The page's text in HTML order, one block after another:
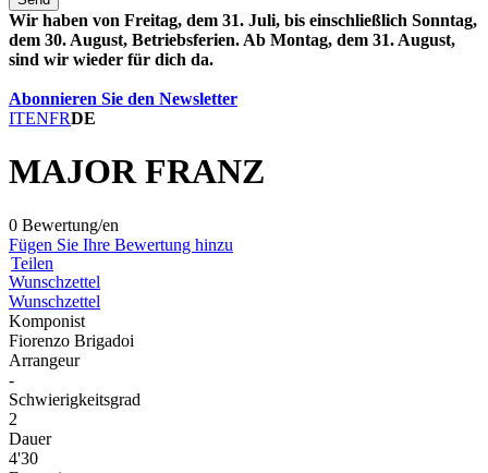
Wir haben von Freitag, dem 31. Juli, bis einschließlich Sonntag,
dem 30. August, Betriebsferien. Ab Montag, dem 31. August,
sind wir wieder für dich da.
Abonnieren Sie den Newsletter
ITENFRDE
MAJOR FRANZ
0 Bewertung/en
Fügen Sie Ihre Bewertung hinzu
Teilen
Wunschzettel
Wunschzettel
Komponist
Fiorenzo Brigadoi
Arrangeur
-
Schwierigkeitsgrad
2
Dauer
4'30